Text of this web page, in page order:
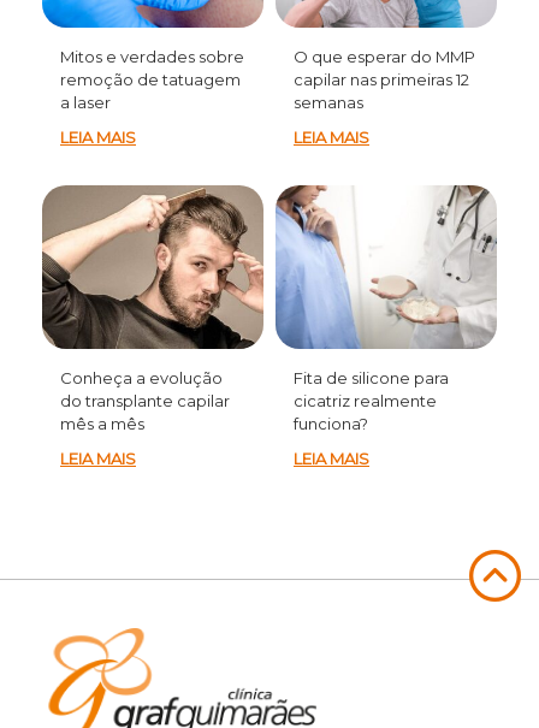
Mitos e verdades sobre
remoção de tatuagem
a laser
LEIA MAIS
O que esperar do MMP
capilar nas primeiras 12
semanas
LEIA MAIS
Conheça a evolução
do transplante capilar
mês a mês
LEIA MAIS
Fita de silicone para
cicatriz realmente
funciona?
LEIA MAIS